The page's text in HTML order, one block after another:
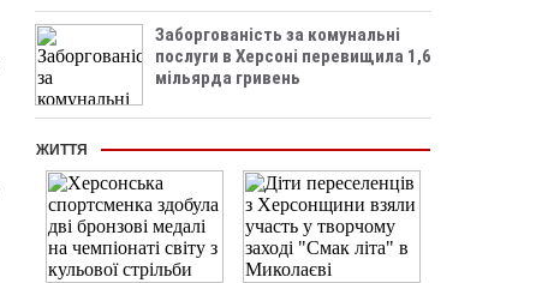
Заборгованість за комунальні
послуги в Херсоні перевищила 1,6
мільярда гривень
ЖИТТЯ